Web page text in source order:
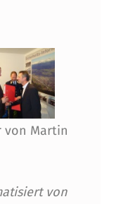
von Martin
von